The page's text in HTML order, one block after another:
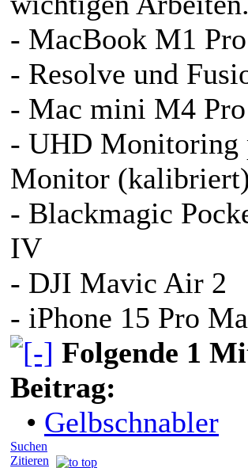
- MacBook M1
- Resolve und
- Mac mini M4
- UHD Monitoring
Monitor (kalibriert)
- Blackmagic
IV
- DJI Mavic Air 2
- iPhone 15 Pro
Folgende 1
Beitrag:
• Gelbschnabler
Suchen
Zitieren